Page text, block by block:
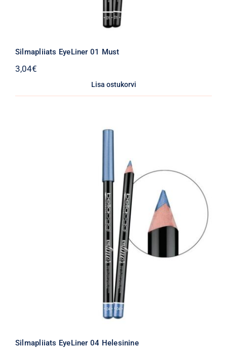
Silmapliiats EyeLiner 01 Must
3,04€
Lisa ostukorvi
Silmapliiats EyeLiner 04 Helesinine